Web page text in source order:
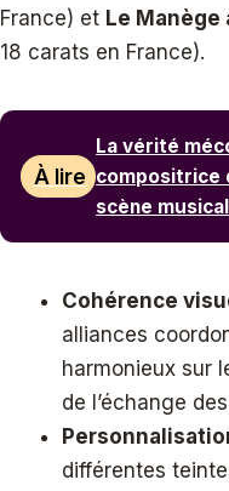
France) et Le Manège
18 carats en France).
À lire
La vérité
compositrice
scène
Cohérence
alliances
harmonieux sur
de l’échange
différentes